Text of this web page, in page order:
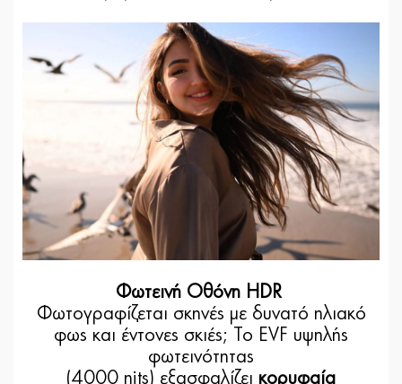
Φωτεινή Οθόνη HDR
Φωτογραφίζεται σκηνές με δυνατό ηλιακό
φως και έντονες σκιές; Το EVF υψηλής
φωτεινότητας
(4000 nits) εξασφαλίζει κορυφαία